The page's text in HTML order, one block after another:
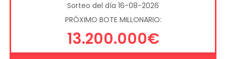
Sorteo del día 16-08-2026
PRÓXIMO BOTE MILLONARIO:
13.200.000€